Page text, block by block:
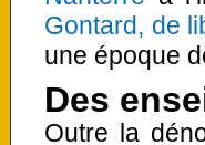
Gontard, de
une époque
Des
Outre la